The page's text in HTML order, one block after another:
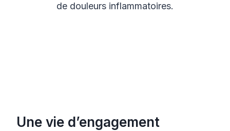
de douleurs inflammatoires.
Une vie d’engagement